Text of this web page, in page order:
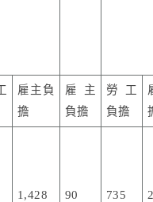
雇主負
擔
雇主
負擔
勞工
負擔
1,428 90 735